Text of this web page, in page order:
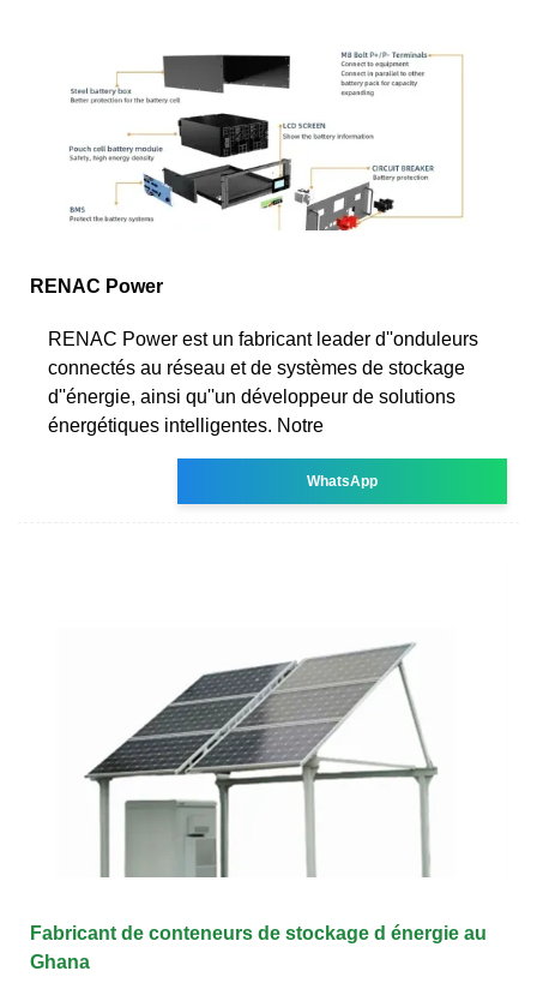
RENAC Power
RENAC Power est un fabricant leader d''onduleurs
connectés au réseau et de systèmes de stockage
d''énergie, ainsi qu''un développeur de solutions
énergétiques intelligentes. Notre
WhatsApp
Fabricant de conteneurs de stockage d énergie au
Ghana